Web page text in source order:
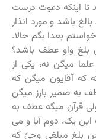
تا اینکه دعوت درست
باشد و مورد انذار
بعدا بگم حالا.
بلغ واو عطف باشد؟
میگن نه، یکی از
که آقایون میگن که
به ضمیر بارز میگن
قرآن میگه عطف به
یک. دوم آیا و می
بلغ مبلغی وحیً که